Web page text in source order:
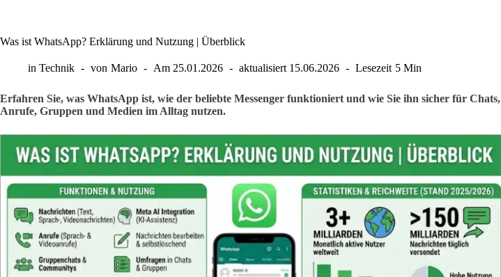
Was ist WhatsApp? Erklärung und Nutzung | Überblick
in Technik von Mario Am 25.01.2026 aktualisiert 15.06.2026 Lesezeit 5 Min
Erfahren Sie, was WhatsApp ist, wie der beliebte Messenger funktioniert und wie Sie ihn sicher für Chats,
Anrufe, Gruppen und Medien im Alltag nutzen.